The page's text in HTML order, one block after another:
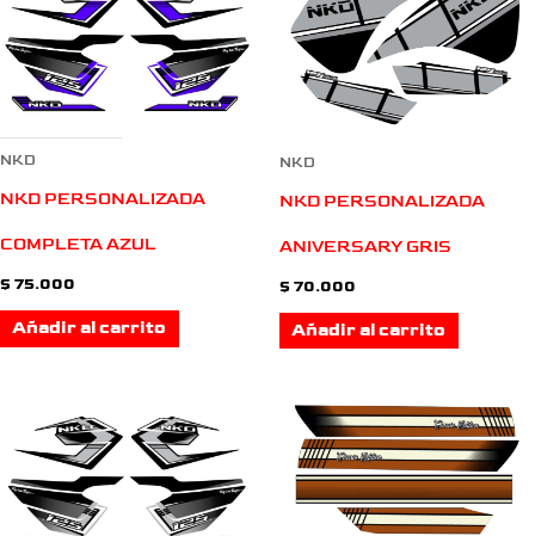
NKD
NKD PERSONALIZADA
COMPLETA AZUL
$ 75.000
Añadir al carrito
NKD
NKD PERSONALIZADA
ANIVERSARY GRIS
$ 70.000
Añadir al carrito